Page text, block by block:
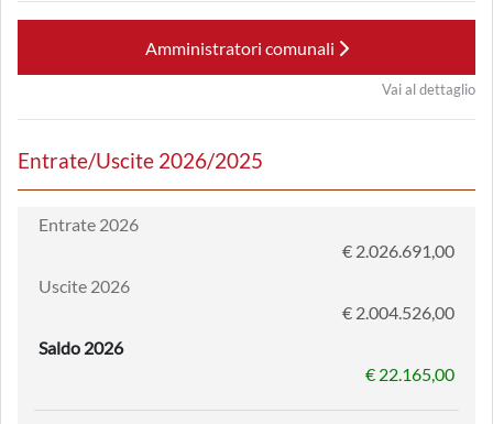
Amministratori comunali
Vai al dettaglio
Entrate/Uscite 2026/2025
Entrate 2026
€ 2.026.691,00
Uscite 2026
€ 2.004.526,00
Saldo 2026
€ 22.165,00